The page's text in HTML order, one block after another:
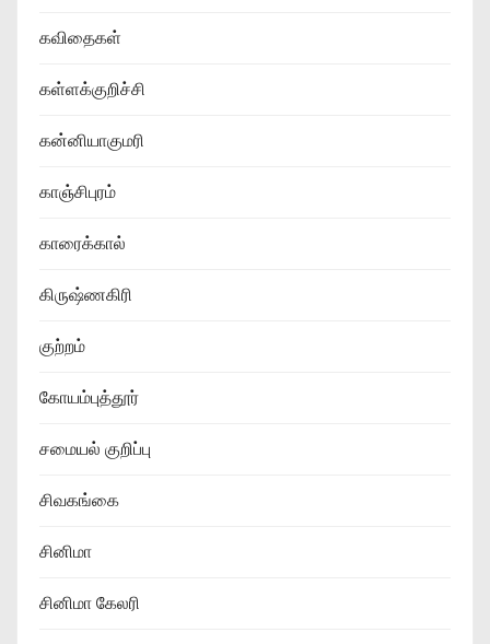
கவிதைகள்
கள்ளக்குறிச்சி
கன்னியாகுமரி
காஞ்சிபுரம்
காரைக்கால்
கிருஷ்ணகிரி
குற்றம்
கோயம்புத்தூர்
சமையல் குறிப்பு
சிவகங்கை
சினிமா
சினிமா கேலரி